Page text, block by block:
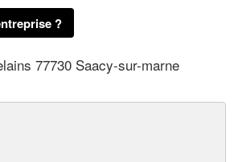
?
77730 Saacy-sur-marne